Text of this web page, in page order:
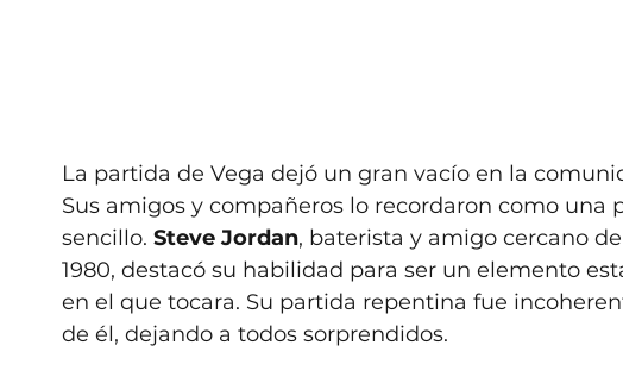
La partida de Vega dejó un gran vacío en la
Sus amigos y compañeros lo recordaron como una
sencillo. Steve Jordan, baterista y amigo cercano
1980, destacó su habilidad para ser un elemento
en el que tocara. Su partida repentina fue
de él, dejando a todos sorprendidos.